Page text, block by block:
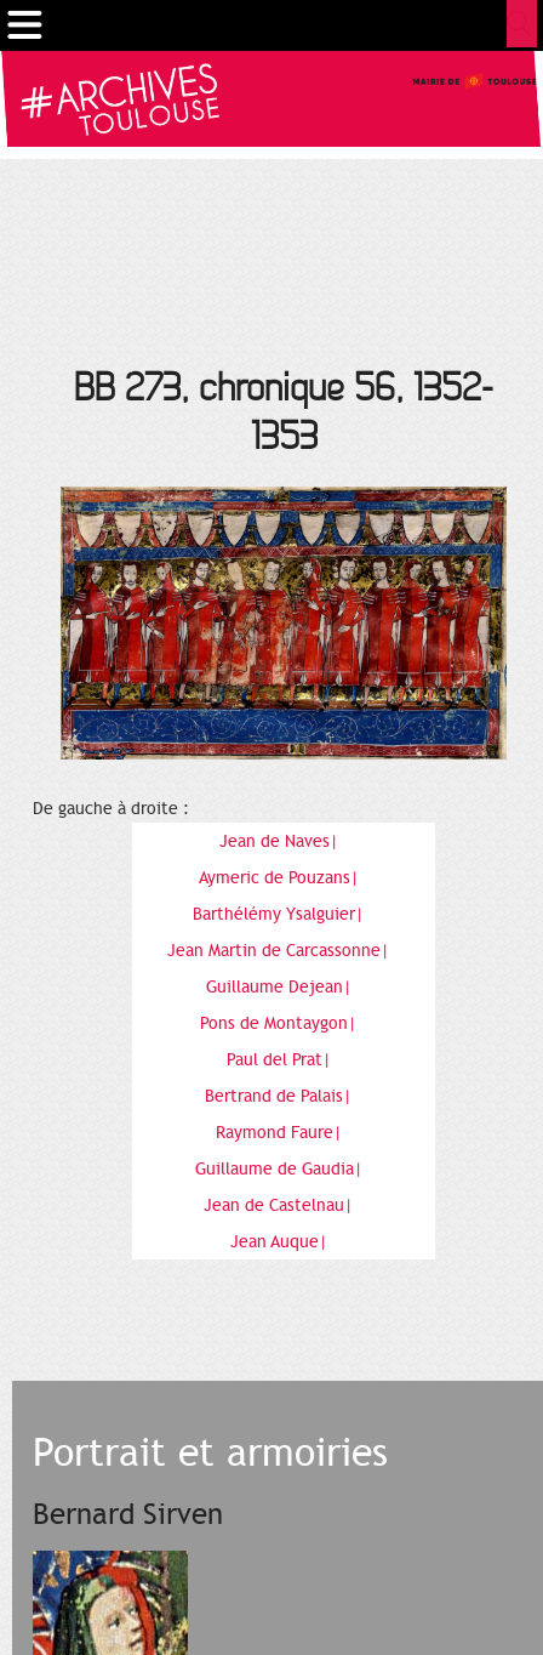
BB 273, chronique 56, 1352-
1353
De gauche à droite :
Jean de Naves|
Aymeric de Pouzans|
Barthélémy Ysalguier|
Jean Martin de Carcassonne|
Guillaume Dejean|
Pons de Montaygon|
Paul del Prat|
Bertrand de Palais|
Raymond Faure|
Guillaume de Gaudia|
Jean de Castelnau|
Jean Auque|
Portrait et armoiries
Bernard Sirven
Gestion de vos préférences sur les cookies